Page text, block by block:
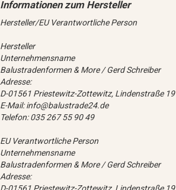
Hersteller/EU Verantwortliche Person
Hersteller
Unternehmensname
Balustradenformen & More / Gerd Schreiber
Adresse:
D-01561 Priestewitz-Zottewitz, Lindenstraße 19
E-Mail: info@balustrade24.de
Telefon: 035 267 55 90 49
EU Verantwortliche Person
Unternehmensname
Balustradenformen & More / Gerd Schreiber
Adresse: